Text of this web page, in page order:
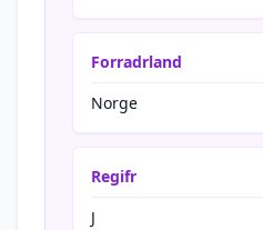
Forradrland
Norge
Regifr
J